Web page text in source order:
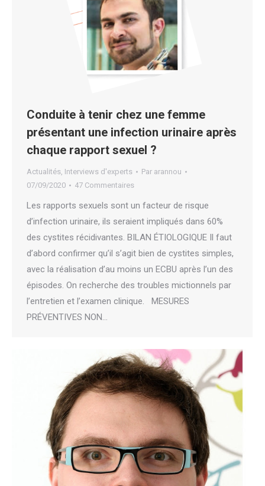
Conduite à tenir chez une femme
présentant une infection urinaire après
chaque rapport sexuel ?
Actualités, Interviews d'experts Par arannou
07/09/2020
47 Commentaires
Les rapports sexuels sont un facteur de risque
d’infection urinaire, ils seraient impliqués dans 60%
des cystites récidivantes. BILAN ÉTIOLOGIQUE Il faut
d’abord confirmer qu’il s’agit bien de cystites simples,
avec la réalisation d’au moins un ECBU après l’un des
épisodes. On recherche des troubles mictionnels par
l’entretien et l’examen clinique. MESURES
PRÉVENTIVES NON…